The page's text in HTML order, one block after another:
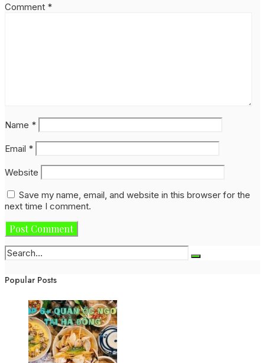
Comment *
Name *
Email *
Website
Save my name, email, and website in this browser for the
next time I comment.
Popular Posts